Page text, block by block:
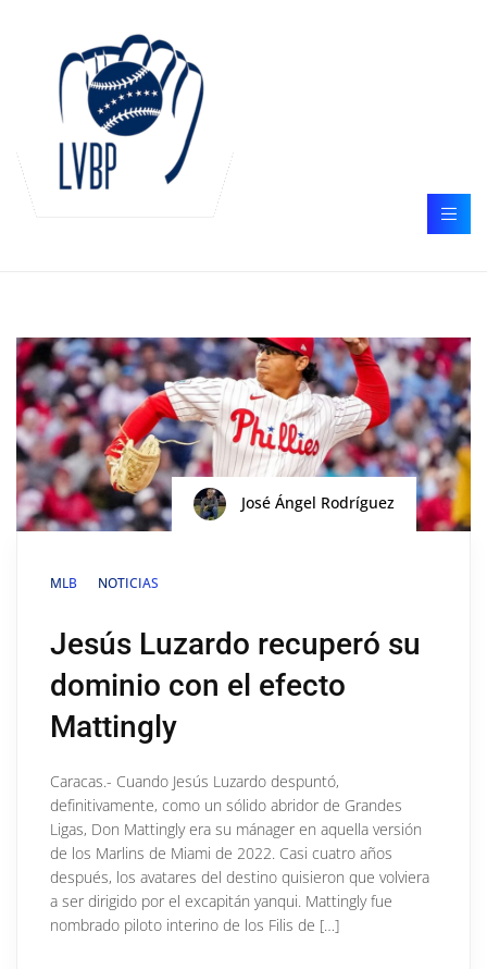
José Ángel Rodríguez
MLB NOTICIAS
Jesús Luzardo recuperó su
dominio con el efecto
Mattingly
Caracas.- Cuando Jesús Luzardo despuntó,
definitivamente, como un sólido abridor de Grandes
Ligas, Don Mattingly era su mánager en aquella versión
de los Marlins de Miami de 2022. Casi cuatro años
después, los avatares del destino quisieron que volviera
a ser dirigido por el excapitán yanqui. Mattingly fue
nombrado piloto interino de los Filis de […]